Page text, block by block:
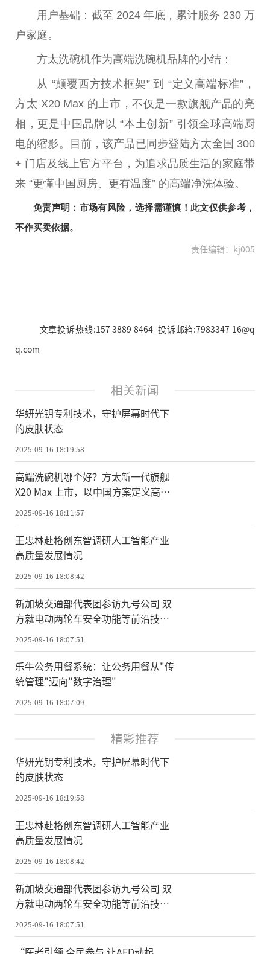
用户基础：截至 2024 年底，累计服务 230 万
户家庭。
方太洗碗机作为高端洗碗机品牌的小结：
从 “颠覆西方技术框架” 到 “定义高端标准”，
方太 X20 Max 的上市，不仅是一款旗舰产品的亮
相，更是中国 品牌以 “本土创新” 引领全球高端厨
电的缩影。目前，该产品已同步登陆方太全国 300
+ 门店及线上官方平台 ，为追求品质生活的家庭带
来 “更懂中国 厨房、更有温度” 的高端净洗体验。
免责声明：市场有风险，选择需谨慎！此文仅供参考，
不作买卖依据。
责任编辑：kj005
文章投诉热线:157 3889 8464 投诉邮箱:7983347 16@q
q.com
相关新闻
华妍光钥专利技术，守护屏幕时代下
的皮肤状态
2025-09-16 18:19:58
高端洗碗机哪个好？方太新一代旗舰
X20 Max 上市，以中国方案定义高端
洗碗机
2025-09-16 18:11:57
王忠林赴格创东智调研人工智能产业
高质量发展情况
2025-09-16 18:08:42
新加坡交通部代表团参访九号公司 双
方就电动两轮车安全功能等前沿技术
2025-09-16 18:07:51
乐牛公务用餐系统：让公务用餐从"传
统管理"迈向"数字治理"
2025-09-16 18:07:09
精彩推荐
华妍光钥专利技术，守护屏幕时代下
的皮肤状态
2025-09-16 18:19:58
王忠林赴格创东智调研人工智能产业
高质量发展情况
2025-09-16 18:08:42
新加坡交通部代表团参访九号公司 双
方就电动两轮车安全功能等前沿技术
展开深入交流
2025-09-16 18:07:51